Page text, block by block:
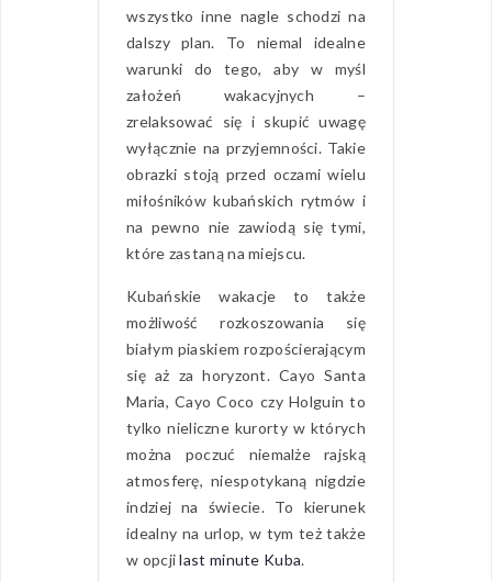
wszystko inne nagle schodzi na
dalszy plan. To niemal idealne
warunki do tego, aby w myśl
założeń wakacyjnych –
zrelaksować się i skupić uwagę
wyłącznie na przyjemności. Takie
obrazki stoją przed oczami wielu
miłośników kubańskich rytmów i
na pewno nie zawiodą się tymi,
które zastaną na miejscu.
Kubańskie wakacje to także
możliwość rozkoszowania się
białym piaskiem rozpościerającym
się aż za horyzont. Cayo Santa
Maria, Cayo Coco czy Holguin to
tylko nieliczne kurorty w których
można poczuć niemalże rajską
atmosferę, niespotykaną nigdzie
indziej na świecie. To kierunek
idealny na urlop, w tym też także
w opcjilast minute Kuba.